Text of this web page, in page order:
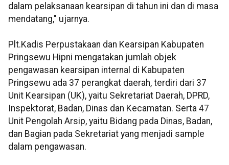
dalam pelaksanaan kearsipan di tahun ini dan di masa
mendatang," ujarnya.
Plt.Kadis Perpustakaan dan Kearsipan Kabupaten
Pringsewu Hipni mengatakan jumlah objek
pengawasan kearsipan internal di Kabupaten
Pringsewu ada 37 perangkat daerah, terdiri dari 37
Unit Kearsipan (UK), yaitu Sekretariat Daerah, DPRD,
Inspektorat, Badan, Dinas dan Kecamatan. Serta 47
Unit Pengolah Arsip, yaitu Bidang pada Dinas, Badan,
dan Bagian pada Sekretariat yang menjadi sample
dalam pengawasan.